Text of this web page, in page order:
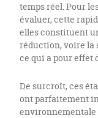
temps réel. Pour
évaluer, cette
elles constituent
réduction, voire la
ce qui a pour effet
De surcroît, ces
ont parfaitement
environnementale